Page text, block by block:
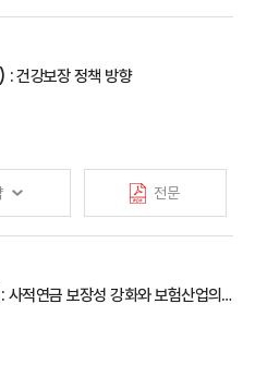
고 있음
를 중심으로 ESG 투자를 하고
계열사 등을 통해 외부 위탁
하지만 국내 보험회사는 글로벌
의 도입과 ESG 요소를 고려한
으로 보임
를 위해 ESG 통합 전략을 수립할
려한 위탁운용사 평가？선정
보험회사는 장기적인 안목에서
고시킬 필요가 있음. 정책당국은
통해 투자자가 피투자 기업？
확보할 수 있도록 하여야하며,
스크관리가 어려운 상황으로,
하고 보장범위가 제한적인
인으로는 보험계약자(반려인)
고 불투명하여 진료비 예측이
편차가 큼에 따라 소비자
는 손해율 관리 및 보장한도
물보험 활성화를 위해서는
보 비대칭을 완화하기 위한
워크를 형성하여 개별적인
료공급자의
사는 각 보험회사 CEO들을
환경 변화와 미래 전략, 정책적
자 진행하였으며, 이번 설문에는
험 22명, 손해보험 16명)이
레이션 위협이 단기적 현상이며
그칠 것으로 예상하였으나,
한 수요 위축에 따른 경기침체
경 변화가 제도 도입 시점에서
하는 CEO가 많았고 2021년
건강보장 정책 방향
전문
수요가 확대될 것으로 예상되는
담 우려와 민영부문의 사회안전망
건강보험 보장성 강화 정책을
장수하는 고령사회, 준비와 협력(Ⅱ): 사적연금 보장성 강화와 보험산업의 역할